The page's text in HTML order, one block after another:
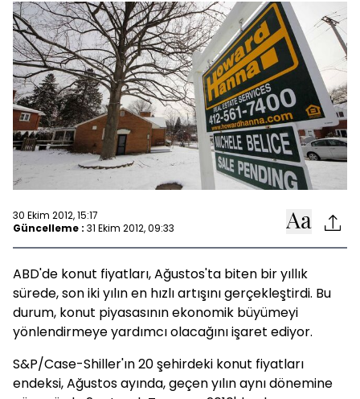
30 Ekim 2012, 15:17
Güncelleme : 31 Ekim 2012, 09:33
ABD'de konut fiyatları, Ağustos'ta biten bir yıllık
sürede, son iki yılın en hızlı artışını gerçekleştirdi. Bu
durum, konut piyasasının ekonomik büyümeyi
yönlendirmeye yardımcı olacağını işaret ediyor.
S&P/Case-Shiller'ın 20 şehirdeki konut fiyatları
endeksi, Ağustos ayında, geçen yılın aynı dönemine